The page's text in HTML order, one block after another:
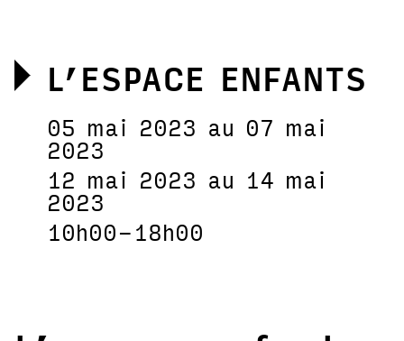
L’ESPACE ENFANTS
05 mai 2023 au 07 mai
2023
12 mai 2023 au 14 mai
2023
10h00-18h00